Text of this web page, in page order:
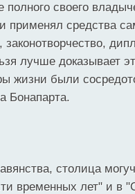
полного своего
применял средства
законотворчество,
лучше доказывает
жизни были
Бонапарта.
столица
временных лет" и в